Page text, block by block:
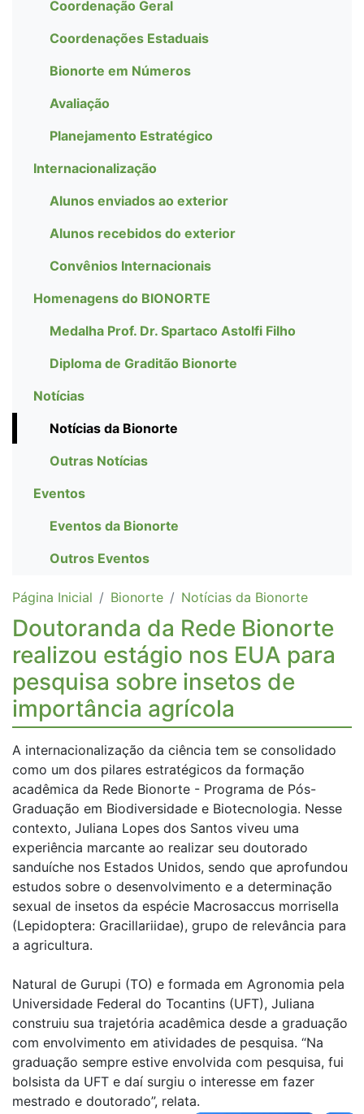
Coordenação Geral
Coordenações Estaduais
Bionorte em Números
Avaliação
Planejamento Estratégico
Internacionalização
Alunos enviados ao exterior
Alunos recebidos do exterior
Convênios Internacionais
Homenagens do BIONORTE
Medalha Prof. Dr. Spartaco Astolfi Filho
Diploma de Graditão Bionorte
Notícias
Notícias da Bionorte
Outras Notícias
Eventos
Eventos da Bionorte
Outros Eventos
Página Inicial Bionorte Notícias da Bionorte
Doutoranda da Rede Bionorte
realizou estágio nos EUA para
pesquisa sobre insetos de
importância agrícola
A internacionalização da ciência tem se consolidado
como um dos pilares estratégicos da formação
acadêmica da Rede Bionorte - Programa de Pós-
Graduação em Biodiversidade e Biotecnologia. Nesse
contexto, Juliana Lopes dos Santos viveu uma
experiência marcante ao realizar seu doutorado
sanduíche nos Estados Unidos, sendo que aprofundou
estudos sobre o desenvolvimento e a determinação
sexual de insetos da espécie Macrosaccus morrisella
(Lepidoptera: Gracillariidae), grupo de relevância para
a agricultura.
Natural de Gurupi (TO) e formada em Agronomia pela
Universidade Federal do Tocantins (UFT), Juliana
construiu sua trajetória acadêmica desde a graduação
com envolvimento em atividades de pesquisa. “Na
graduação sempre estive envolvida com pesquisa, fui
bolsista da UFT e daí surgiu o interesse em fazer
mestrado e doutorado”, relata.